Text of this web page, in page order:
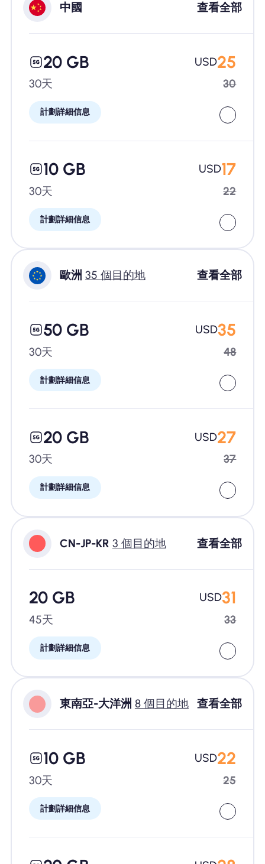
中國 查看全部
20 GB
30天
計劃詳細信息
USD25
30
10 GB
30天
計劃詳細信息
USD17
22
歐洲 35 個目的地 查看全部
50 GB
30天
計劃詳細信息
USD35
48
20 GB
30天
計劃詳細信息
USD27
37
CN-JP-KR 3 個目的地 查看全部
20 GB
45天
計劃詳細信息
USD31
33
東南亞-大洋洲 8 個目的地 查看全部
10 GB
30天
計劃詳細信息
USD22
25